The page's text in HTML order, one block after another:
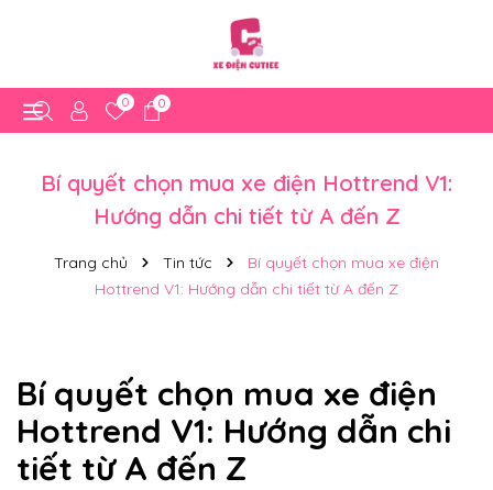
0 0
Bí quyết chọn mua xe điện Hottrend V1:
Hướng dẫn chi tiết từ A đến Z
Trang chủ Tin tức
Bí quyết chọn mua xe điện
Hottrend V1: Hướng dẫn chi tiết từ A đến Z
Bí quyết chọn mua xe điện
Hottrend V1: Hướng dẫn chi
tiết từ A đến Z